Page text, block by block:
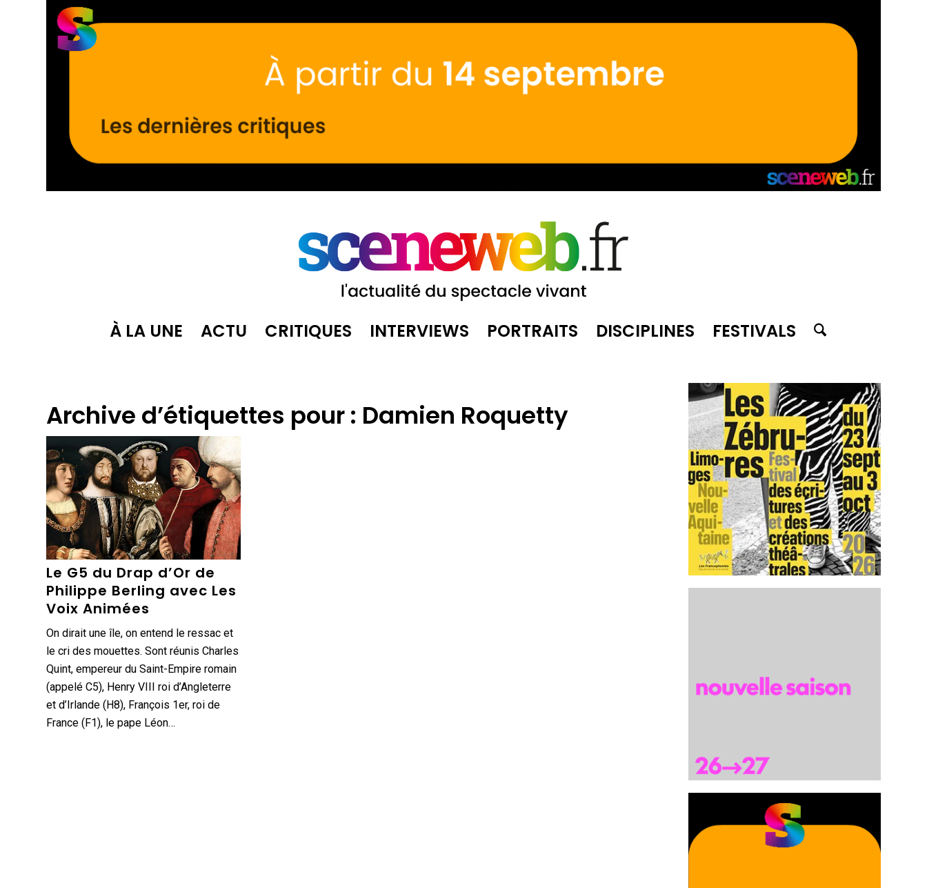
À LA UNE ACTU CRITIQUES INTERVIEWS PORTRAITS DISCIPLINES FESTIVALS
Archive d’étiquettes pour : Damien Roquetty
Le G5 du Drap d’Or de
Philippe Berling avec Les
Voix Animées
On dirait une île, on entend le ressac et
le cri des mouettes. Sont réunis Charles
Quint, empereur du Saint-Empire romain
(appelé C5), Henry VIII roi d’Angleterre
et d’Irlande (H8), François 1er, roi de
France (F1), le pape Léon…